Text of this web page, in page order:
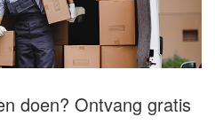
doen? Ontvang gratis